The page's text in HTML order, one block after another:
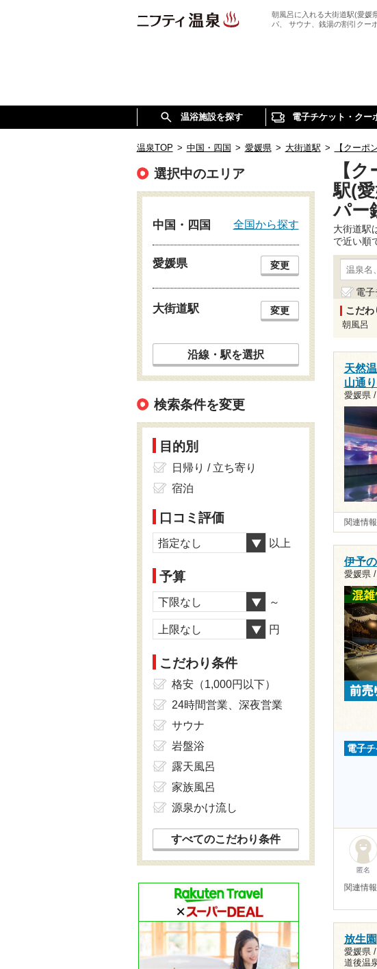
朝風呂に入れる大街道駅(愛媛
パ、 サウナ、銭湯の割引クー
温浴施設を探す 電子チケット・クー
温泉TOP > 中国・四国 > 愛媛県 > 大街道駅 > 【クーポ
【
駅(
パー
大街道駅
で近い順
電子
こだわ
朝風呂
天然
山通
愛媛県
関連情報
伊予
愛媛県
電子
匿名
関連情報
放生園
愛媛県
道後温
選択中のエリア
中国・四国 全国から探す
愛媛県 変更
大街道駅 変更
沿線・駅を選択
検索条件を変更
目的別
日帰り / 立ち寄り
宿泊
口コミ評価
指定なし 以上
予算
下限なし ～
上限なし 円
こだわり条件
格安（1,000円以下）
24時間営業、深夜営業
サウナ
岩盤浴
露天風呂
家族風呂
源泉かけ流し
すべてのこだわり条件